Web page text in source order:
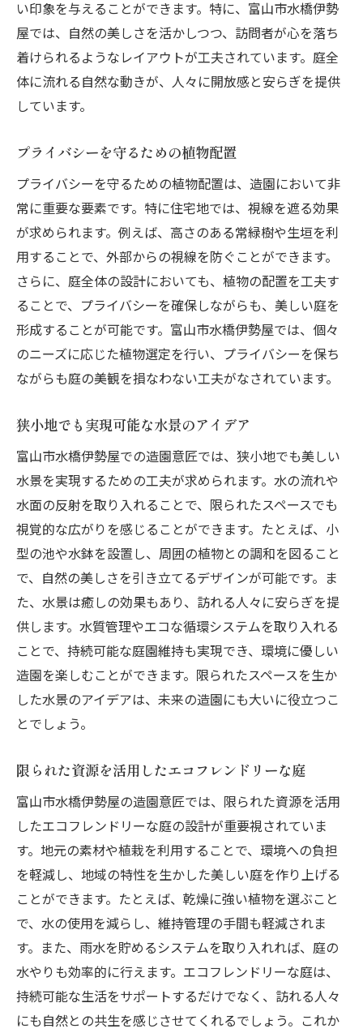
い印象を与えることができます。特に、富山市水橋伊勢
屋では、自然の美しさを活かしつつ、訪問者が心を落ち
着けられるようなレイアウトが工夫されています。庭全
体に流れる自然な動きが、人々に開放感と安らぎを提供
しています。
プライバシーを守るための植物配置
プライバシーを守るための植物配置は、造園において非
常に重要な要素です。特に住宅地では、視線を遮る効果
が求められます。例えば、高さのある常緑樹や生垣を利
用することで、外部からの視線を防ぐことができます。
さらに、庭全体の設計においても、植物の配置を工夫す
ることで、プライバシーを確保しながらも、美しい庭を
形成することが可能です。富山市水橋伊勢屋では、個々
のニーズに応じた植物選定を行い、プライバシーを保ち
ながらも庭の美観を損なわない工夫がなされています。
狭小地でも実現可能な水景のアイデア
富山市水橋伊勢屋での造園意匠では、狭小地でも美しい
水景を実現するための工夫が求められます。水の流れや
水面の反射を取り入れることで、限られたスペースでも
視覚的な広がりを感じることができます。たとえば、小
型の池や水鉢を設置し、周囲の植物との調和を図ること
で、自然の美しさを引き立てるデザインが可能です。ま
た、水景は癒しの効果もあり、訪れる人々に安らぎを提
供します。水質管理やエコな循環システムを取り入れる
ことで、持続可能な庭園維持も実現でき、環境に優しい
造園を楽しむことができます。限られたスペースを生か
した水景のアイデアは、未来の造園にも大いに役立つこ
とでしょう。
限られた資源を活用したエコフレンドリーな庭
富山市水橋伊勢屋の造園意匠では、限られた資源を活用
したエコフレンドリーな庭の設計が重要視されていま
す。地元の素材や植栽を利用することで、環境への負担
を軽減し、地域の特性を生かした美しい庭を作り上げる
ことができます。たとえば、乾燥に強い植物を選ぶこと
で、水の使用を減らし、維持管理の手間も軽減されま
す。また、雨水を貯めるシステムを取り入れれば、庭の
水やりも効率的に行えます。エコフレンドリーな庭は、
持続可能な生活をサポートするだけでなく、訪れる人々
にも自然との共生を感じさせてくれるでしょう。これか